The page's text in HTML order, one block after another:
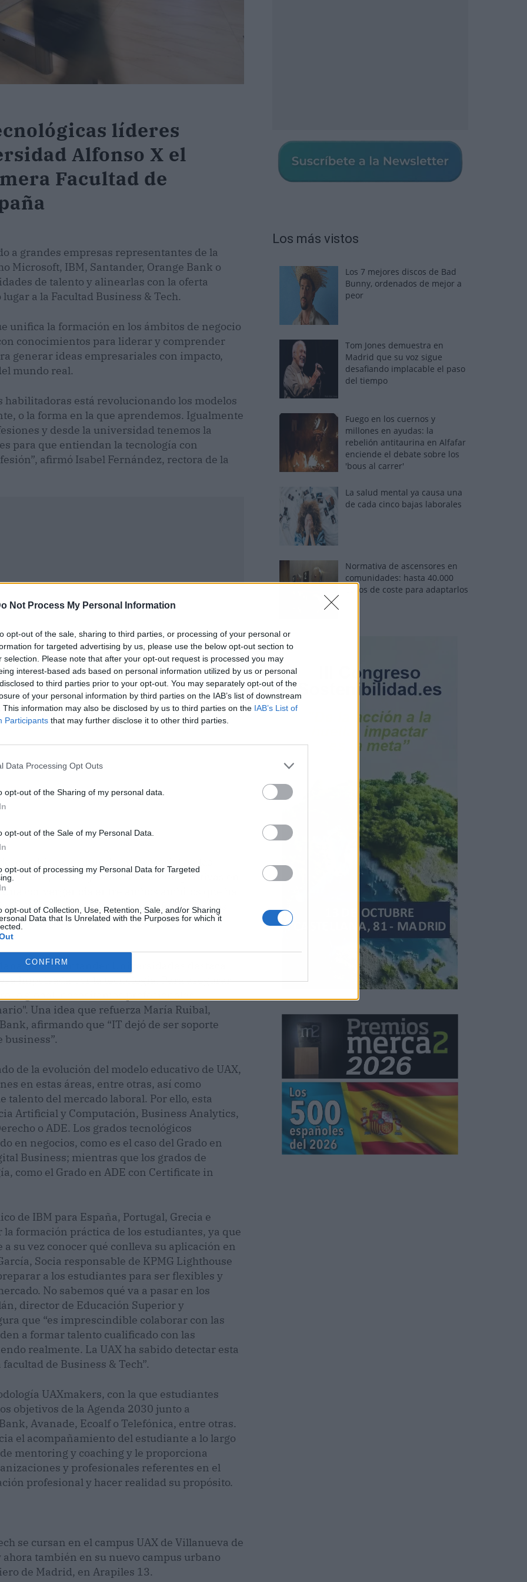
Not Process My Personal Information
opt-out of the sale, sharing to third parties, or processing of your personal or
for targeted advertising by us, please use the below opt-out section to
selection. Please note that after your opt-out request is processed you may
interest-based ads based on personal information utilized by us or personal
to third parties prior to your opt-out. You may separately opt-out of the
of your personal information by third parties on the IAB’s list of downstream
This information may also be disclosed by us to third parties on the IAB’s List of
Participants that may further disclose it to other third parties.
Data Processing Opt Outs
opt-out of the Sharing of my personal data.
opt-out of the Sale of my Personal Data.
opt-out of processing my Personal Data for Targeted
opt-out of Collection, Use, Retention, Sale, and/or Sharing
Data that Is Unrelated with the Purposes for which it
CONFIRM
líderes
Alfonso X el
Facultad de
a grandes empresas representantes de la
Microsoft, IBM, Santander, Orange Bank o
de talento y alinearlas con la oferta
a la Facultad Business & Tech.
unifica la formación en los ámbitos de negocio
conocimientos para liderar y comprender
generar ideas empresariales con impacto,
mundo real.
habilitadoras está revolucionando los modelos
o la forma en la que aprendemos. Igualmente
y desde la universidad tenemos la
para que entiendan la tecnología con
afirmó Isabel Fernández, rectora de la
cambio en el mundo empresarial en las
innovar, crecer y mantenerse competitivas en
convergencia entre ambos ámbitos que ha
la gestión de negocio, transformando las
de talento cualificado en nuevas
en Santander Universidades destaca
impulsada por la tecnología. Para asegurar
global, necesitamos profesionales
Una idea que refuerza María Ruibal,
afirmando que “IT dejó de ser soporte
de la evolución del modelo educativo de UAX,
en estas áreas, entre otras, así como
talento del mercado laboral. Por ello, esta
Artificial y Computación, Business Analytics,
o ADE. Los grados tecnológicos
en negocios, como es el caso del Grado en
Business; mientras que los grados de
como el Grado en ADE con Certificate in
de IBM para España, Portugal, Grecia e
formación práctica de los estudiantes, ya que
su vez conocer qué conlleva su aplicación en
Socia responsable de KPMG Lighthouse
a los estudiantes para ser flexibles y
No sabemos qué va a pasar en los
director de Educación Superior y
que “es imprescindible colaborar con las
a formar talento cualificado con las
realmente. La UAX ha sabido detectar esta
de Business & Tech”.
UAXmakers, con la que estudiantes
objetivos de la Agenda 2030 junto a
Avanade, Ecoalf o Telefónica, entre otras.
el acompañamiento del estudiante a lo largo
mentoring y coaching y le proporciona
y profesionales referentes en el
profesional y hacer realidad su propósito.
se cursan en el campus UAX de Villanueva de
también en su nuevo campus urbano
de Madrid, en Arapiles 13.
Los más vistos
Los 7 mejores discos de Bad
Bunny, ordenados de mejor a
peor
Tom Jones demuestra en
Madrid que su voz sigue
desafiando implacable el paso
del tiempo
Fuego en los cuernos y
millones en ayudas: la
rebelión antitaurina en Alfafar
enciende el debate sobre los
'bous al carrer'
La salud mental ya causa una
de cada cinco bajas laborales
Normativa de ascensores en
comunidades: hasta 40.000
euros de coste para adaptarlos